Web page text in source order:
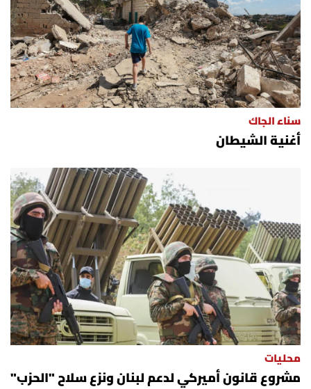
سناء الجاك
أغنية الشيطان
محليات
مشروع قانون أميركي لدعم لبنان ونزع سلاح "الحزب"